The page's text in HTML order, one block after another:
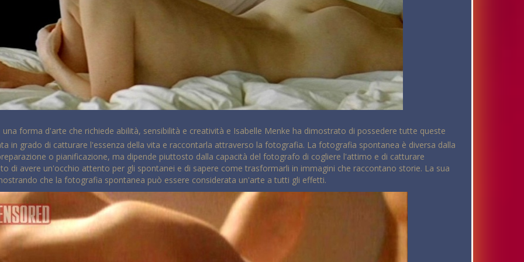
forma d'arte che richiede abilità, sensibilità e creatività e Isabelle Menke ha dimostrato di possedere tutte queste
in grado di catturare l'essenza della vita e raccontarla attraverso la fotografia. La fotografia spontanea è diversa dalla
o pianificazione, ma dipende piuttosto dalla capacità del fotografo di cogliere l'attimo e di catturare
di avere un'occhio attento per gli spontanei e di sapere come trasformarli in immagini che raccontano storie. La sua
che la fotografia spontanea può essere considerata un'arte a tutti gli effetti.